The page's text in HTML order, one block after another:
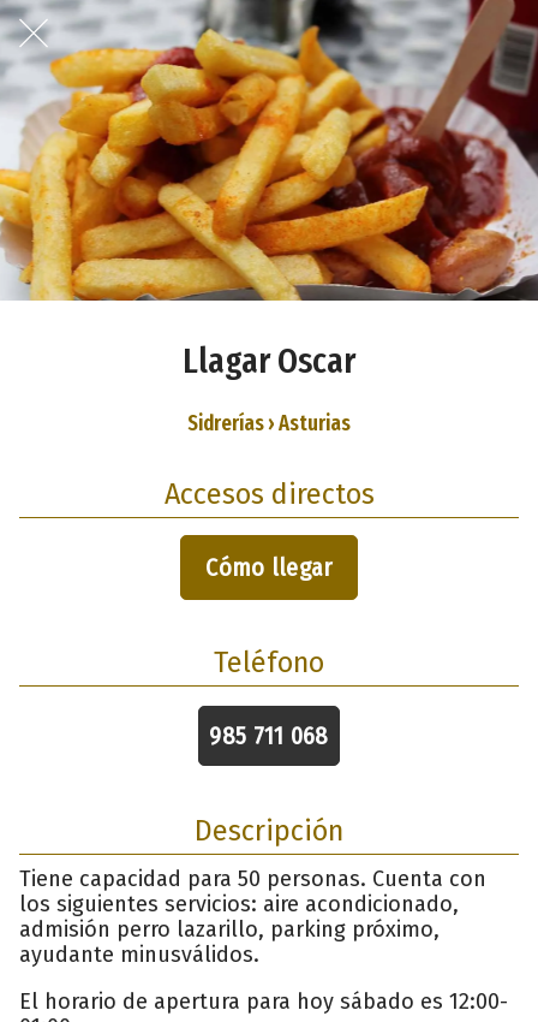
Llagar Oscar
Sidrerías › Asturias
Accesos directos
Cómo llegar
Teléfono
985 711 068
Descripción
Tiene capacidad para 50 personas. Cuenta con
los siguientes servicios: aire acondicionado,
admisión perro lazarillo, parking próximo,
ayudante minusválidos.
El horario de apertura para hoy sábado es 12:00-